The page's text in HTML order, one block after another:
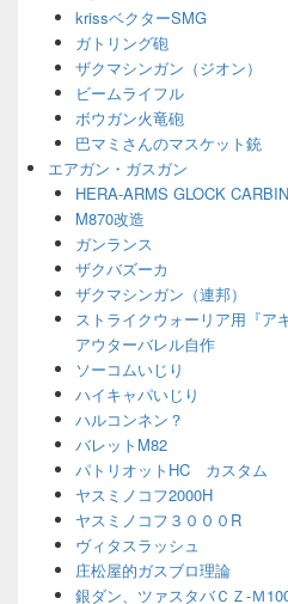
krissベクターSMG
ガトリング砲
ザクマシンガン（ジオン）
ビームライフル
ボウガン火竜砲
巴マミさんのマスケット銃
エアガン・ガスガン
HERA-ARMS GLOCK
M870改造
ガンランス
ザクバズーカ
ザクマシンガン（連邦）
ストライクウォーリア用『ア
アウターバレル自作
ソーコムいじり
ハイキャパいじり
ハルコンネン？
バレットM82
パトリオットHC カスタム
ヤスミノコフ2000H
ヤスミノコフ３０００R
ヴィタスラッシュ
庄松屋的ガスブロ理論
銀ダン、ツァスタバＣＺ-Ｍ